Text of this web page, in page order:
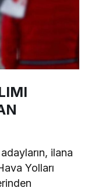
ilana
Yolları